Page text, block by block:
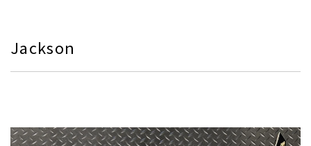
Jackson